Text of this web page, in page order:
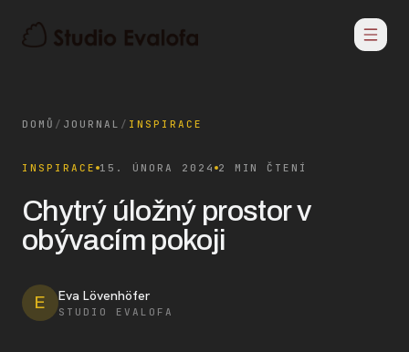
DOMŮ / JOURNAL / INSPIRACE
INSPIRACE 15. ÚNORA 2024 2 MIN ČTENÍ
Chytrý úložný prostor v
obývacím pokoji
E Eva Lövenhöfer
STUDIO EVALOFA